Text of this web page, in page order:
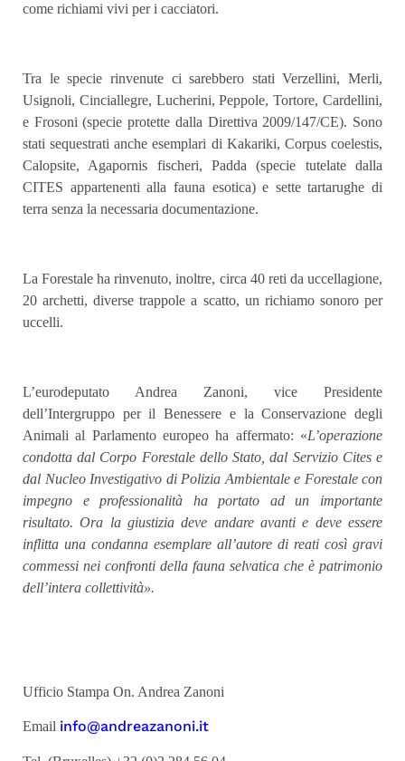
come richiami vivi per i cacciatori.
Tra le specie rinvenute ci sarebbero stati Verzellini, Merli,
Usignoli, Cinciallegre, Lucherini, Peppole, Tortore, Cardellini,
e Frosoni (specie protette dalla Direttiva 2009/147/CE). Sono
stati sequestrati anche esemplari di Kakariki, Corpus coelestis,
Calopsite, Agapornis fischeri, Padda (specie tutelate dalla
CITES appartenenti alla fauna esotica) e sette tartarughe di
terra senza la necessaria documentazione.
La Forestale ha rinvenuto, inoltre, circa 40 reti da uccellagione,
20 archetti, diverse trappole a scatto, un richiamo sonoro per
uccelli.
L’eurodeputato Andrea Zanoni, vice Presidente
dell’Intergruppo per il Benessere e la Conservazione degli
Animali al Parlamento europeo ha affermato: «L’operazione
condotta dal Corpo Forestale dello Stato, dal Servizio Cites e
dal Nucleo Investigativo di Polizia Ambientale e Forestale con
impegno e professionalità ha portato ad un importante
risultato. Ora la giustizia deve andare avanti e deve essere
inflitta una condanna esemplare all’autore di reati così gravi
commessi nei confronti della fauna selvatica che è patrimonio
dell’intera collettività».
Ufficio Stampa On. Andrea Zanoni
Email info@andreazanoni.it